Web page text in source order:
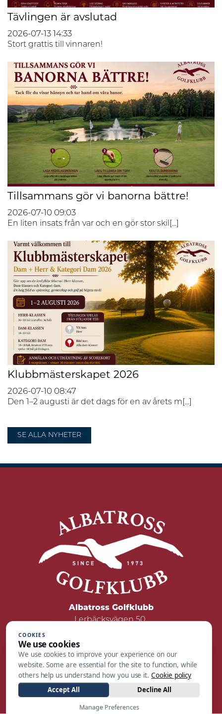
Tävlingen är avslutad
2026-07-13 14:33
Stort grattis till vinnaren!
Tillsammans gör vi banorna bättre!
2026-07-10 09:03
En liten insats från var och en gör stor skil[...]
Klubbmästerskapet 2026
2026-07-10 08:47
Den 1–2 augusti är det dags för en av årets m[...]
SE ALLA NYHETER
Albatross Golfklubb
Lerbäcksvägen 50
Tel: 031 - 55 05 00
Mail: reception@albatrossgolf.se
COOKIES
We use cookies
We use cookies to improve your experience on our
website. Some are essential for the site to function, while
others help us understand how you use it. Cookie policy
Accept All
Decline All
Manage Preferences